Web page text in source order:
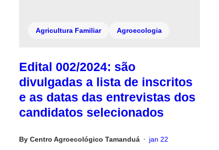
Agricultura Familiar Agroecologia
Edital 002/2024: são
divulgadas a lista de inscritos
e as datas das entrevistas dos
candidatos selecionados
By Centro Agroecológico Tamanduá • jan 22